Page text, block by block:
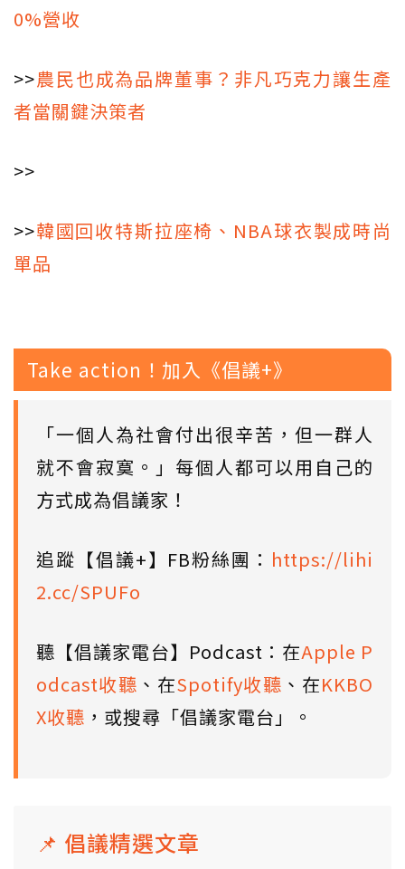
0%營收
>>農民也成為品牌董事？非凡巧克力讓生產
者當關鍵決策者
>>
>>韓國回收特斯拉座椅、NBA球衣製成時尚
單品
Take action！加入《倡議+》
「一個人為社會付出很辛苦，但一群人
就不會寂寞。」每個人都可以用自己的
方式成為倡議家！
追蹤【倡議+】FB粉絲團： https://lihi
2.cc/SPUFo
聽【倡議家電台】Podcast：在Apple P
odcast收聽 、在Spotify收聽 、在KKBO
X收聽 ，或搜尋「倡議家電台」。
📌 倡議精選文章